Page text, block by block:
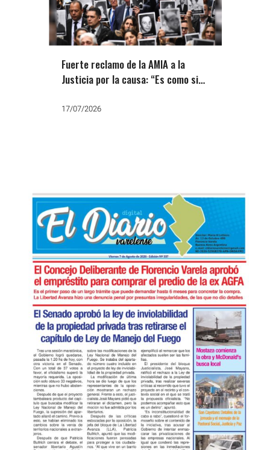
Fuerte reclamo de la AMIA a la
Justicia por la causa: “Es como si
17/07/2026